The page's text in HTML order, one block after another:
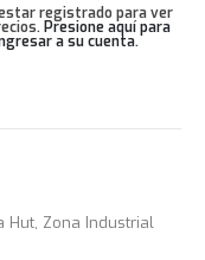
registrado para ver
Presione aquí para
a su cuenta.
Hut, Zona Industrial